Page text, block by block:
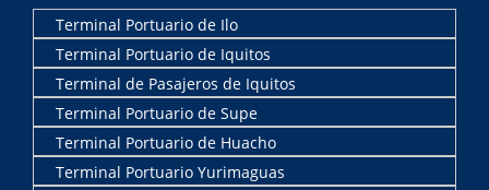
Terminal Portuario de Ilo
Terminal Portuario de Iquitos
Terminal de Pasajeros de Iquitos
Terminal Portuario de Supe
Terminal Portuario de Huacho
Terminal Portuario Yurimaguas